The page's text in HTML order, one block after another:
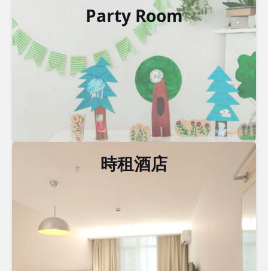
Party Room
時租酒店